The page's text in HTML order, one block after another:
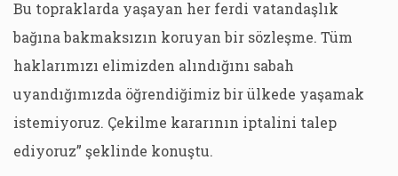
Bu topraklarda yaşayan her ferdi vatandaşlık
bağına bakmaksızın koruyan bir sözleşme. Tüm
haklarımızı elimizden alındığını sabah
uyandığımızda öğrendiğimiz bir ülkede yaşamak
istemiyoruz. Çekilme kararının iptalini talep
ediyoruz” şeklinde konuştu.